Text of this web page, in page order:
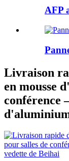
AFP
Livraison
en mousse
conférence